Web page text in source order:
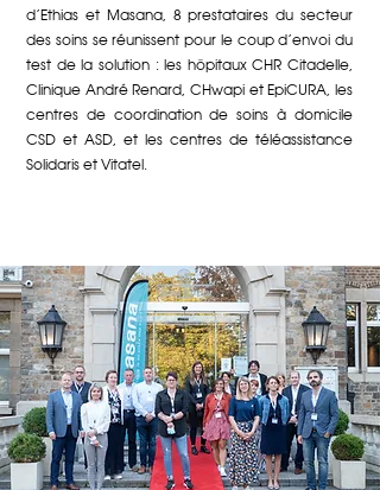
d’Ethias et Masana, 8 prestataires du secteur
des soins se réunissent pour le coup d’envoi du
test de la solution : les hôpitaux CHR Citadelle,
Clinique André Renard, CHwapi et EpiCURA, les
centres de coordination de soins à domicile
CSD et ASD, et les centres de téléassistance
Solidaris et Vitatel.